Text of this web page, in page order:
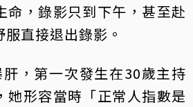
命，錄影只到下午，甚至赴
直接退出錄影。
，第一次發生在30歲主持
她形容當時「正常人指數是